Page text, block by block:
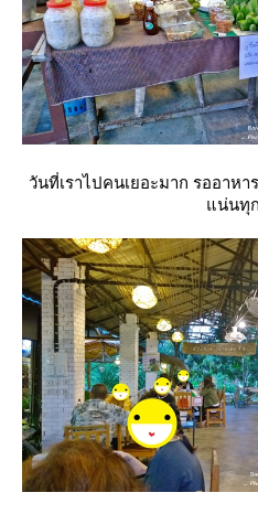
วันที่เราไปคนเยอะมาก รออาห
น่นทุก